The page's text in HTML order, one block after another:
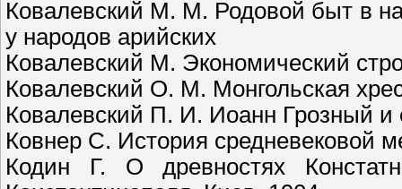
Ковалевский М. М. Родовой быт в
у народов арийских
Ковалевский М. Экономический
Ковалевский О. М. Монгольская
Ковалевский П. И. Иоанн Грозный и
Ковнер С. История средневековой
Кодин Г. О древностях